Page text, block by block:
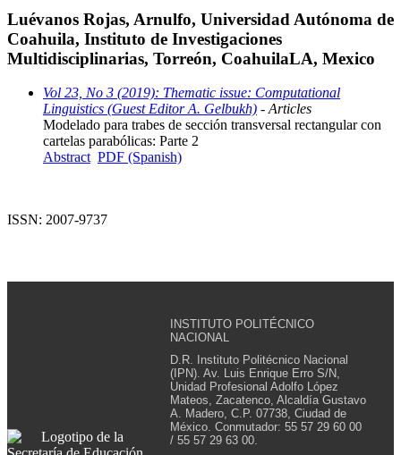
Luévanos Rojas, Arnulfo, Universidad Autónoma de
Coahuila, Instituto de Investigaciones
Multidisciplinarias, Torreón, CoahuilaLA, Mexico
Vol 23, No 3 (2019): Thematic issue: Computational
Linguistics (Guest Editor A. Gelbukh) - Articles
Modelado para trabes de sección transversal rectangular con
cartelas parabólicas: Parte 2
Abstract PDF (Spanish)
ISSN: 2007-9737
INSTITUTO POLITÉCNICO
NACIONAL
D.R. Instituto Politécnico Nacional
(IPN). Av. Luis Enrique Erro S/N,
Unidad Profesional Adolfo López
Mateos, Zacatenco, Alcaldía Gustavo
A. Madero, C.P. 07738, Ciudad de
México. Conmutador: 55 57 29 60 00
/ 55 57 29 63 00.